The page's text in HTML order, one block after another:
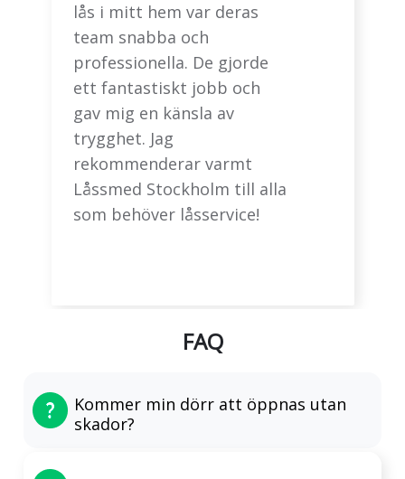
lås i mitt hem var deras
team snabba och
professionella. De gjorde
ett fantastiskt jobb och
gav mig en känsla av
trygghet. Jag
rekommenderar varmt
Låssmed Stockholm till alla
som behöver låsservice!
FAQ
Kommer min dörr att öppnas utan
skador?